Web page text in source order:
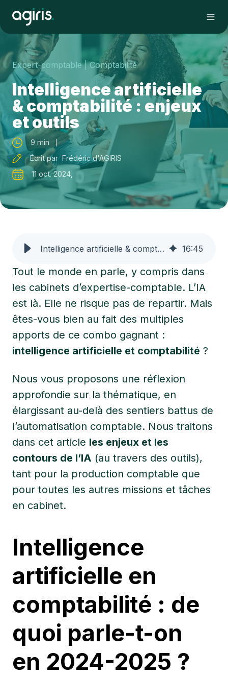
Expert-comptable | Comptabilité
Intelligence artificielle
& comptabilité : enjeux
et outils
9 min
Écrit par Frédéric d'AGIRIS
11 oct. 2024,
Intelligence artificielle & comptabilité : enjeux et outils 16:45
Tout le monde en parle, y compris dans
les cabinets d’expertise-comptable. L’IA
est là. Elle ne risque pas de repartir. Mais
êtes-vous bien au fait des multiples
apports de ce combo gagnant :
intelligence artificielle et comptabilité ?
Nous vous proposons une réflexion
approfondie sur la thématique, en
élargissant au-delà des sentiers battus de
l’automatisation comptable. Nous traitons
dans cet article les enjeux et les
contours de l’IA (au travers des outils),
tant pour la production comptable que
pour toutes les autres missions et tâches
en cabinet.
Intelligence
artificielle en
comptabilité : de
quoi parle-t-on
en 2024-2025 ?